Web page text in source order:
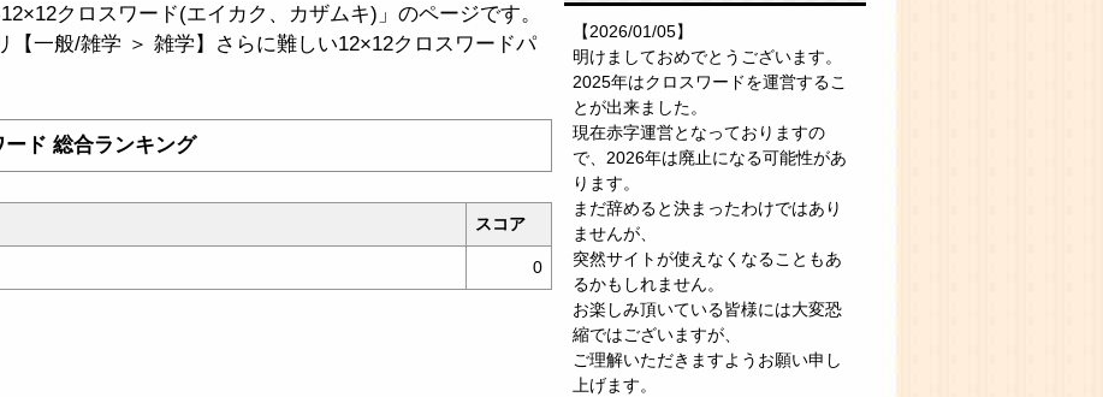
クロスワード(エイカク、カザムキ)」のページです。
【一般/雑学 ＞ 雑学】さらに難しい12×12クロスワードパ
ード 総合ランキング
スコア
0
【2026/01/05】
明けましておめでとうございます。
2025年はクロスワードを運営するこ
とが出来ました。
現在赤字運営となっておりますの
で、2026年は廃止になる可能性があ
ります。
まだ辞めると決まったわけではあり
ませんが、
突然サイトが使えなくなることもあ
るかもしれません。
お楽しみ頂いている皆様には大変恐
縮ではございますが、
ご理解いただきますようお願い申し
上げます。